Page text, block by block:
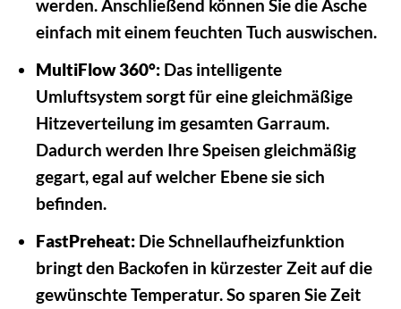
werden. Anschließend können Sie die Asche
einfach mit einem feuchten Tuch auswischen.
MultiFlow 360°:Das intelligente
Umluftsystem sorgt für eine gleichmäßige
Hitzeverteilung im gesamten Garraum.
Dadurch werden Ihre Speisen gleichmäßig
gegart, egal auf welcher Ebene sie sich
befinden.
FastPreheat:Die Schnellaufheizfunktion
bringt den Backofen in kürzester Zeit auf die
gewünschte Temperatur. So sparen Sie Zeit